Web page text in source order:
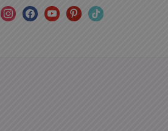
instagramfacebookyoutubepinteresttiktok